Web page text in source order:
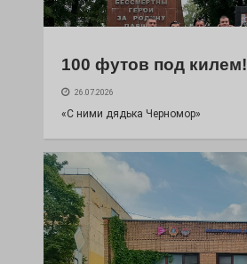
100 футов под килем!
26.07.2026
«С ними дядька Черномор»